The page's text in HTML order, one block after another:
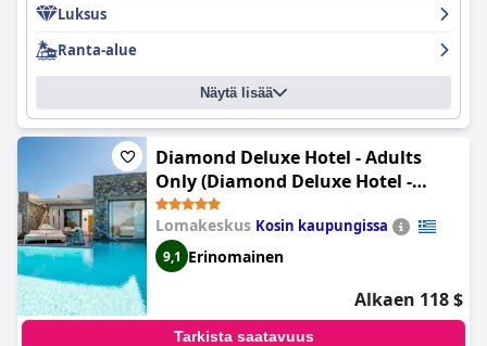
odotukset. Kaiken kaikkiaan
Wellness
Luksus
Ranta-alue
Näytä lisää
Diamond Deluxe Hotel - Adults
Only (Diamond Deluxe Hotel -
Adults Only & Spa)
Lomakeskus Kosin kaupungissa
9,1 Erinomainen
Alkaen 118 $
Tarkista saatavuus